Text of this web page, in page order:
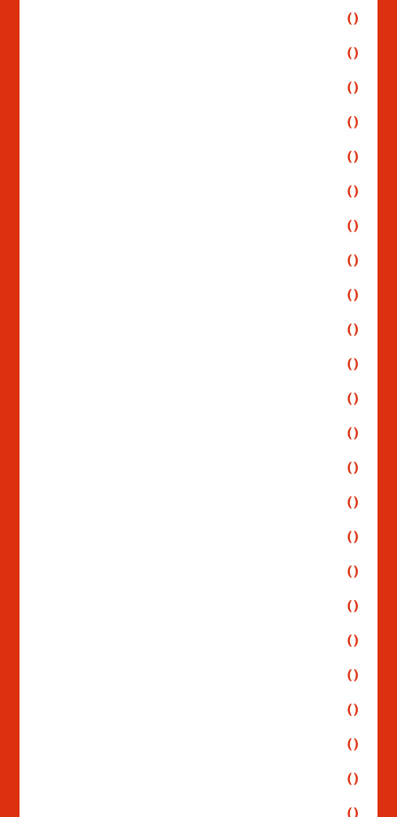
()
()
()
()
()
()
()
()
()
()
()
()
()
()
()
()
()
()
()
()
()
()
()
()